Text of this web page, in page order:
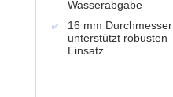
Wasserabgabe
16 mm Durchmesser
unterstützt robusten
Einsatz